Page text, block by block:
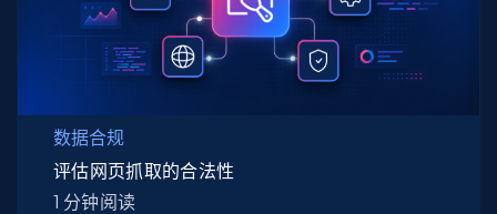
数据合规
评估网页抓取的合法性
1 分钟阅读